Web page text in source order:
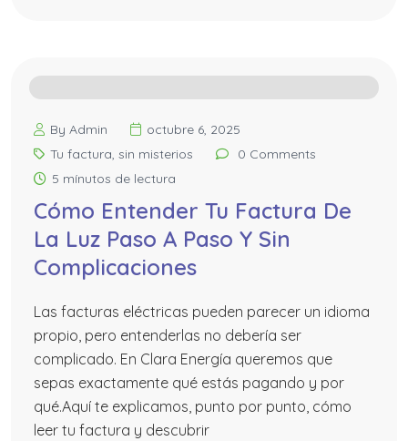
By Admin
octubre 6, 2025
Tu factura, sin misterios
0 Comments
5 mínutos de lectura
Cómo Entender Tu Factura De
La Luz Paso A Paso Y Sin
Complicaciones
Las facturas eléctricas pueden parecer un idioma
propio, pero entenderlas no debería ser
complicado. En Clara Energía queremos que
sepas exactamente qué estás pagando y por
qué.Aquí te explicamos, punto por punto, cómo
leer tu factura y descubrir